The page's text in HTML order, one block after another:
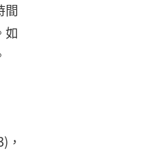
間
如
，